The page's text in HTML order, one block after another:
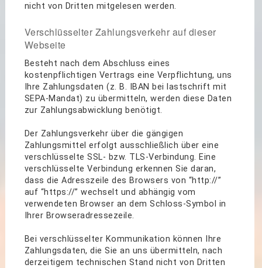
nicht von Dritten mitgelesen werden.
Verschlüsselter Zahlungsverkehr auf dieser
Webseite
Besteht nach dem Abschluss eines
kostenpflichtigen Vertrags eine Verpflichtung, uns
Ihre Zahlungsdaten (z. B. IBAN bei lastschrift mit
SEPA-Mandat) zu übermitteln, werden diese Daten
zur Zahlungsabwicklung benötigt.
Der Zahlungsverkehr über die gängigen
Zahlungsmittel erfolgt ausschließlich über eine
verschlüsselte SSL- bzw. TLS-Verbindung. Eine
verschlüsselte Verbindung erkennen Sie daran,
dass die Adresszeile des Browsers von “http://”
auf “https://” wechselt und abhängig vom
verwendeten Browser an dem Schloss-Symbol in
Ihrer Browseradressezeile.
Bei verschlüsselter Kommunikation können Ihre
Zahlungsdaten, die Sie an uns übermitteln, nach
derzeitigem technischen Stand nicht von Dritten